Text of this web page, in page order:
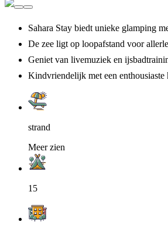
Sahara Stay biedt unieke glamping
De zee ligt op loopafstand voor
Geniet van livemuziek en
Kindvriendelijk met een enthousiaste
strand
Meer zien
15